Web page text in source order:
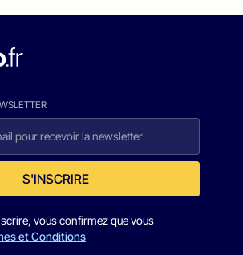
S'INSCRIRE
vous confirmez que vous
et Conditions